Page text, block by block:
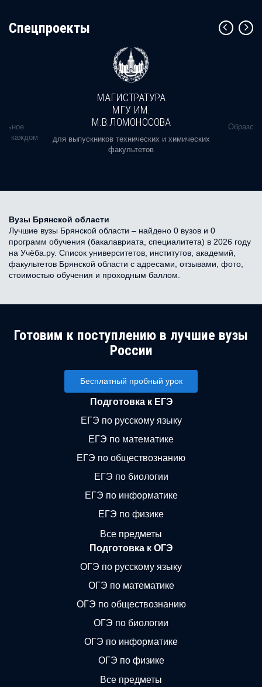
Cпецпроекты
в каждом
МАГИСТРАТУРА
МГУ ИМ.
М.В.ЛОМОНОСОВА
для выпускников технических и химических
факультетов
Вузы Брянской области
Лучшие вузы Брянской области – найдено 0 вузов и 0
программ обучения (бакалавриата, специалитета) в 2026 году
на Учёба.ру. Список университетов, институтов, академий,
факультетов Брянской области с адресами, отзывами, фото,
стоимостью обучения и проходным баллом.
Готовим к поступлению в лучшие вузы
России
Бесплатный пробный урок
Подготовка к ЕГЭ
ЕГЭ по русскому языку
ЕГЭ по математике
ЕГЭ по обществознанию
ЕГЭ по биологии
ЕГЭ по информатике
ЕГЭ по физике
Все предметы
Подготовка к ОГЭ
ОГЭ по русскому языку
ОГЭ по математике
ОГЭ по обществознанию
ОГЭ по биологии
ОГЭ по информатике
ОГЭ по физике
Все предметы